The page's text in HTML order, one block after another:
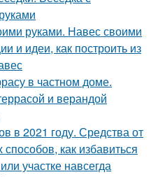
руками. Навес своими
и идеи, как построить из
в частном доме.
и верандой
в 2021 году. Средства от
как избавиться
участке навсегда